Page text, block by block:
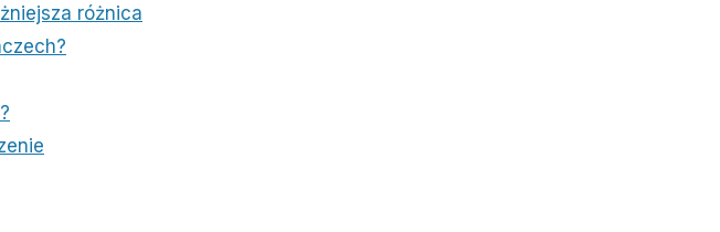
różnica